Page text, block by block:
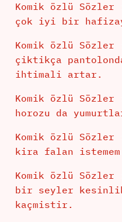
Komik özlü
çok iyi bir
Komik özlü Sözler
çiktikça
ihtimali artar.
Komik özlü
horozu da
Komik özlü Sözler
kira falan
Komik özlü Sözler
bir seyler
kaçmistir.